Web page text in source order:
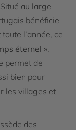
au large
bénéficie
l’année, ce
éternel ».
permet de
bien pour
les villages et
des